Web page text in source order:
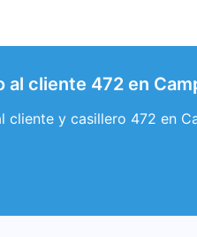
al cliente 472 en
cliente y casillero 472 en